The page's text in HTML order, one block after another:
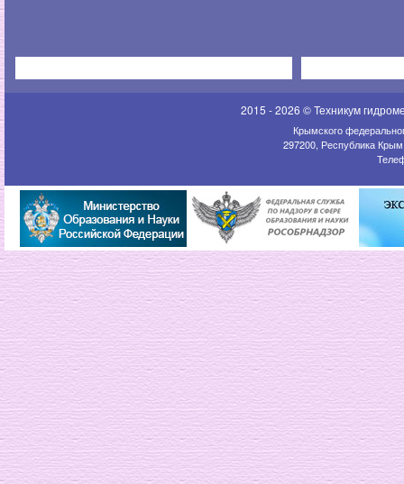
2015 - 2026 © Техникум
Крымского
297200, Республика